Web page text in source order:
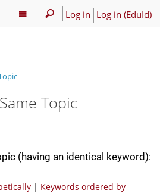
Log in Log in (EduId)
Topic
(having an identical keyword):
| Keywords ordered by